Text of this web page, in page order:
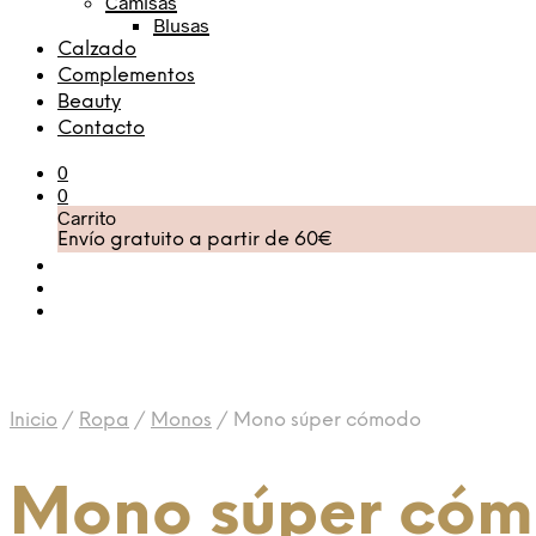
Blusas
Calzado
Complementos
Beauty
Contacto
0
0
Carrito
Envío gratuito a partir de 60€
Inicio / Ropa / Monos / Mono súper cómodo
Mono súper